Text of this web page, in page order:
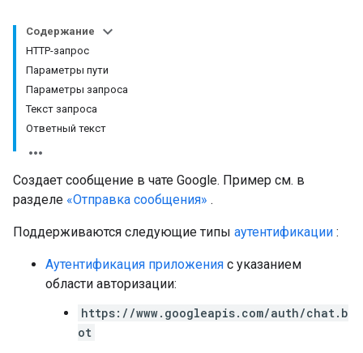
Содержание
HTTP-запрос
Параметры пути
Параметры запроса
Текст запроса
Ответный текст
Создает сообщение в чате Google. Пример см. в
разделе «Отправка сообщения» .
Поддерживаются следующие типы аутентификации :
Аутентификация приложения с указанием
области авторизации:
https://www.googleapis.com/auth/chat.b
ot